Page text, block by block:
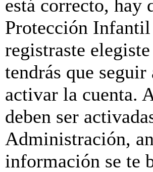
está correcto, hay
Protección Infantil
registraste
tendrás que
activar la cuenta.
deben ser
Administración,
información se te